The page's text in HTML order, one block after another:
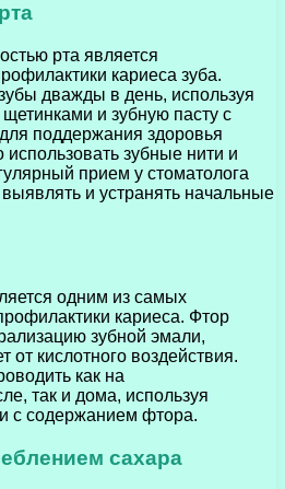
рта является
кариеса зуба.
дважды в день, используя
и зубную пасту с
поддержания здоровья
зубные нити и
прием у стоматолога
и устранять начальные
одним из самых
кариеса. Фтор
зубной эмали,
от кислотного воздействия.
как на
так и дома, используя
с содержанием фтора.
сахара